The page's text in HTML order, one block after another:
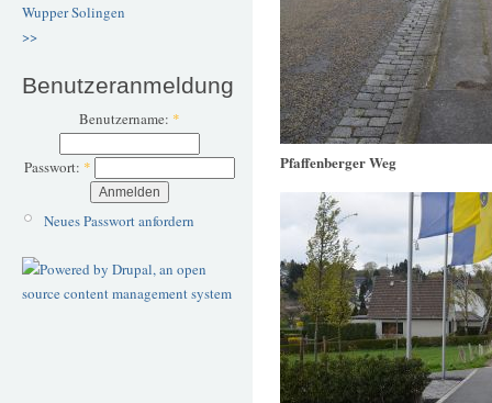
WupperSolingen
>>
Benutzeranmeldung
Benutzername: *
Passwort: *
Neues Passwort anfordern
Pfaffenberger Weg